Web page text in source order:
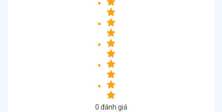
0 đánh giá